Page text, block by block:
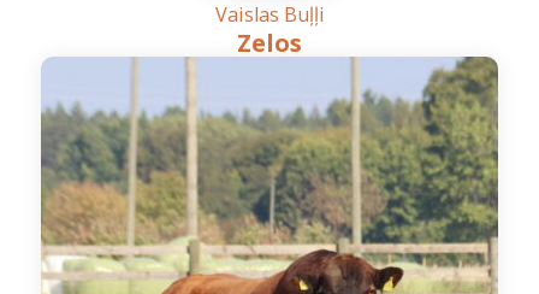
Vaislas Buļļi
Zelos